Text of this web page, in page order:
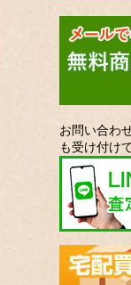
お問い合わ
も受け付け